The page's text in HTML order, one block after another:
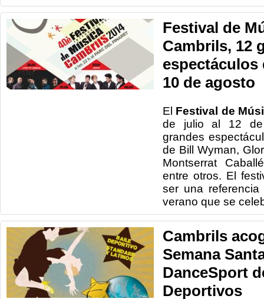
Festival de
Cambrils, 12
espectáculos
10 de agosto
El Festival de
de julio al 12 de
grandes
de Bill Wyman,
Montserrat
entre otros. El
ser una
verano que se
Cambrils
Semana
DanceSport
Deportivos